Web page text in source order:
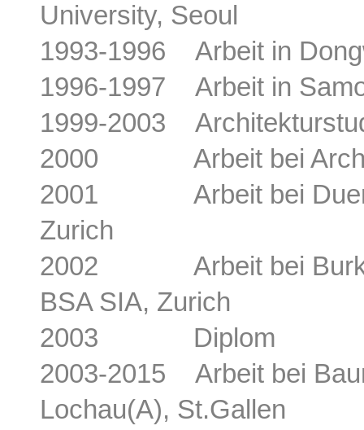
University, Seoul
1993-1996 Arbeit in
1996-1997 Arbeit in
1999-2003
2000 Arbeit bei
2001 Arbeit bei Duerig
Zurich
2002 Arbeit bei
BSA SIA, Zurich
2003 Diplom
2003-2015 Arbeit bei
Lochau(A), St.Gallen